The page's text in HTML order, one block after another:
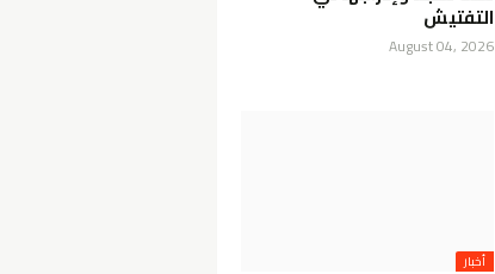
التفتيش
August 04, 2026
أخبار